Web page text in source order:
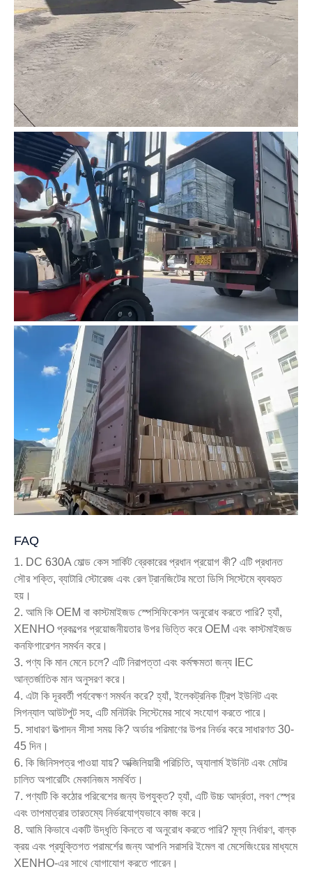
FAQ
1. DC 630A মোল্ড কেস সার্কিট ব্রেকারের প্রধান প্রয়োগ কী? এটি প্রধানত
সৌর শক্তি, ব্যাটারি স্টোরেজ এবং রেল ট্রানজিটের মতো ডিসি সিস্টেমে ব্যবহৃত
হয়।
2. আমি কি OEM বা কাস্টমাইজড স্পেসিফিকেশন অনুরোধ করতে পারি? হ্যাঁ,
XENHO প্রকল্পের প্রয়োজনীয়তার উপর ভিত্তি করে OEM এবং কাস্টমাইজড
কনফিগারেশন সমর্থন করে।
3. পণ্য কি মান মেনে চলে? এটি নিরাপত্তা এবং কর্মক্ষমতা জন্য IEC
আন্তর্জাতিক মান অনুসরণ করে।
4. এটা কি দূরবর্তী পর্যবেক্ষণ সমর্থন করে? হ্যাঁ, ইলেকট্রনিক ট্রিপ ইউনিট এবং
সিগন্যাল আউটপুট সহ, এটি মনিটরিং সিস্টেমের সাথে সংযোগ করতে পারে।
5. সাধারণ উত্পাদন সীসা সময় কি? অর্ডার পরিমাণের উপর নির্ভর করে সাধারণত 30-
45 দিন।
6. কি জিনিসপত্র পাওয়া যায়? অক্জিলিয়ারী পরিচিতি, অ্যালার্ম ইউনিট এবং মোটর
চালিত অপারেটিং মেকানিজম সমর্থিত।
7. পণ্যটি কি কঠোর পরিবেশের জন্য উপযুক্ত? হ্যাঁ, এটি উচ্চ আর্দ্রতা, লবণ স্প্রে
এবং তাপমাত্রার তারতম্যে ​​নির্ভরযোগ্যভাবে কাজ করে।
8. আমি কিভাবে একটি উদ্ধৃতি কিনতে বা অনুরোধ করতে পারি? মূল্য নির্ধারণ, বাল্ক
ক্রয় এবং প্রযুক্তিগত পরামর্শের জন্য আপনি সরাসরি ইমেল বা মেসেজিংয়ের মাধ্যমে
XENHO-এর সাথে যোগাযোগ করতে পারেন।